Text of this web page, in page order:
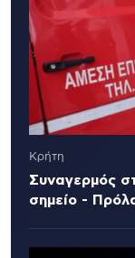
Κρήτη
Συναγερμός
σημείο -